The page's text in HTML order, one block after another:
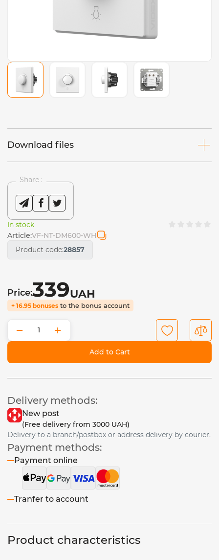
Download files
Share :
In stock
Article:VF-NT-DM600-WH
Product code:28857
Price:339UAH
+ 16.95 bonuses to the bonus account
− +
Add to Cart
Delivery methods:
New post
(Free delivery from 3000 UAH)
Delivery to a branch/postbox or address delivery by courier.
Payment methods:
Payment online
Tranfer to account
Product characteristics